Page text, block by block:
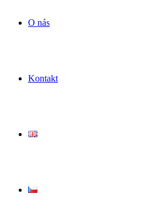
O nás
Kontakt